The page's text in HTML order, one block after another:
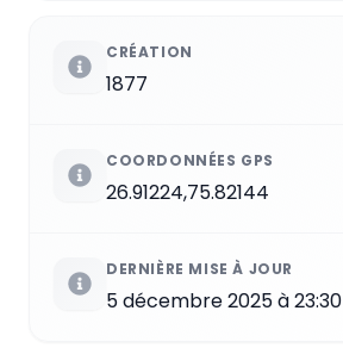
CRÉATION
1877
COORDONNÉES GPS
26.91224,75.82144
DERNIÈRE MISE À JOUR
5 décembre 2025 à 23:30